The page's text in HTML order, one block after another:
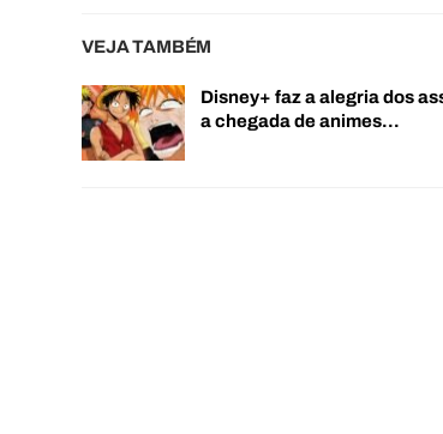
VEJA TAMBÉM
Disney+ faz a alegria dos
a chegada de animes…